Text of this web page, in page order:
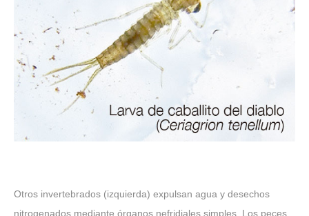
Otros invertebrados (izquierda) expulsan agua y desechos
nitrogenados mediante órganos nefridiales simples. Los peces